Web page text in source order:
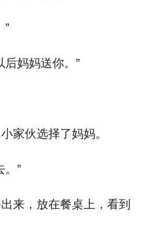
”
后妈妈送你。”
家伙选择了妈妈。
。”
来，放在餐桌上，看到